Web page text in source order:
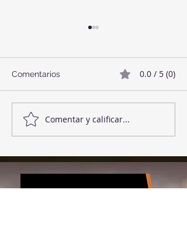
Mermelada de Fresas
Comentarios 0.0 / 5 (0)
Comentar y calificar...